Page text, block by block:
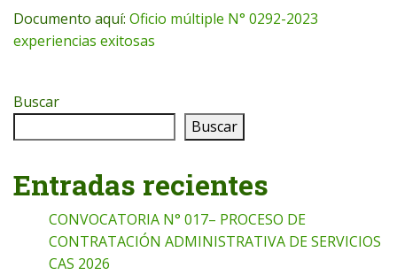
Documento aquí: Oficio múltiple N° 0292-2023
experiencias exitosas
Buscar
Buscar
Entradas recientes
CONVOCATORIA N° 017– PROCESO DE
CONTRATACIÓN ADMINISTRATIVA DE SERVICIOS
CAS 2026